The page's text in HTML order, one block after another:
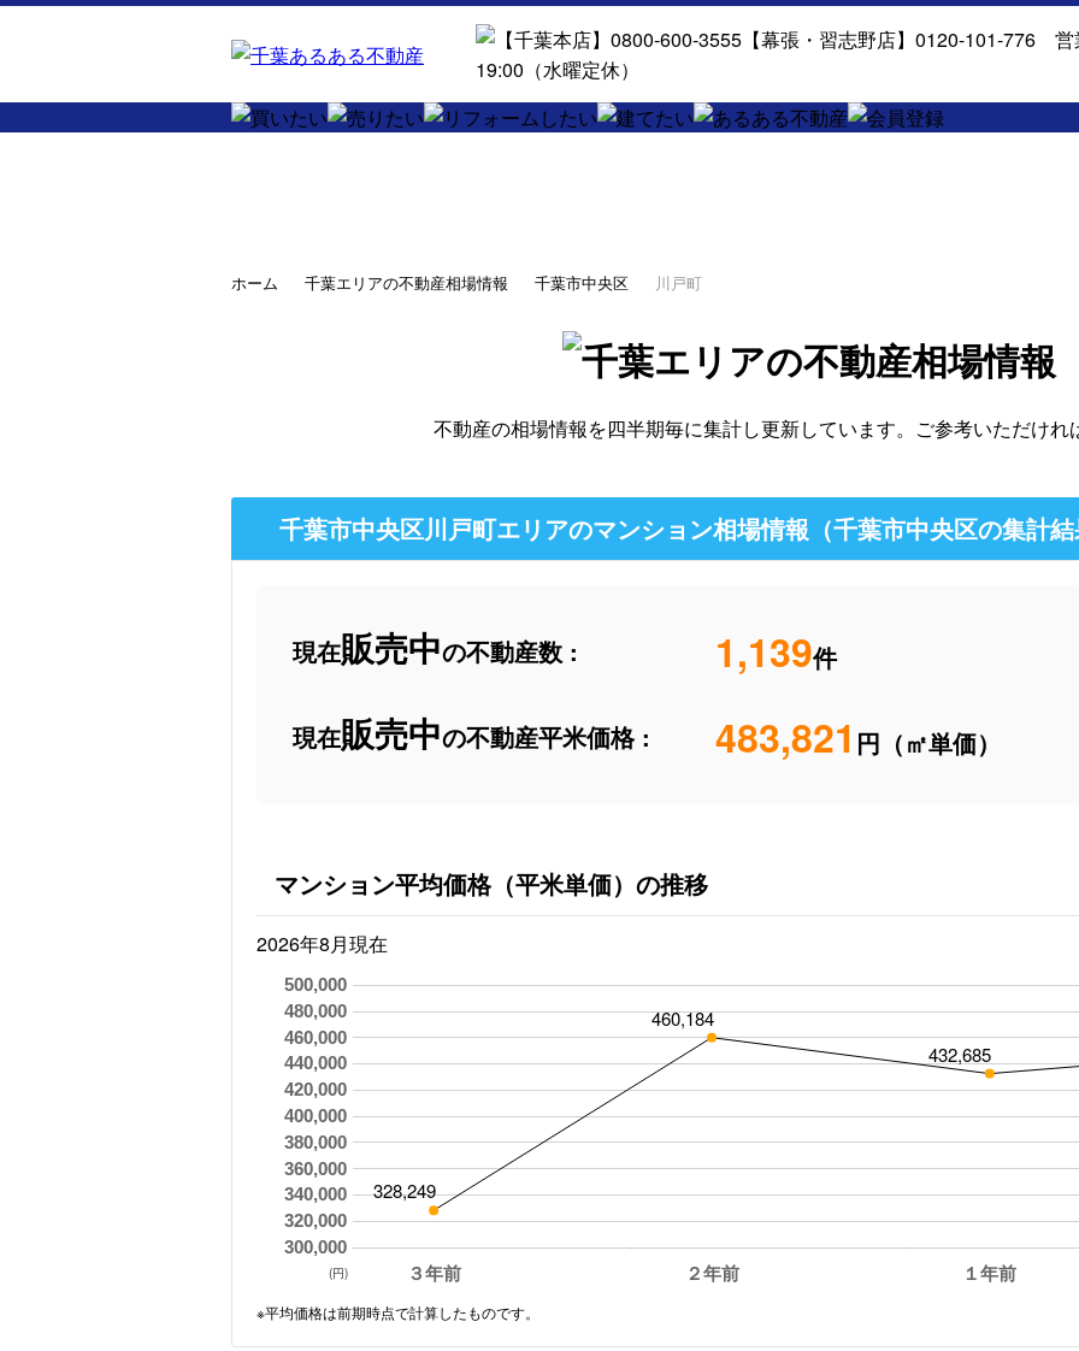
ホーム 千葉エリアの不動産相場情報 千葉市中央区 川戸町
不動産の相場情報を四半期毎に集計し更新しています。ご参考いただけれ
千葉市中央区川戸町エリアのマンション相場情報（千葉市中央区の集計
現在販売中の不動産数 : 1,139件
現在販売中の不動産平米価格 : 483,821 円（㎡単価）
マンション平均価格（平米単価）の推移
2026年8月現在
３年前 ２年前 １年前
300,000
320,000
340,000
360,000
380,000
400,000
420,000
440,000
460,000
480,000
500,000
328,249
460,184
432,685
(円)
※平均価格は前期時点で計算したものです。